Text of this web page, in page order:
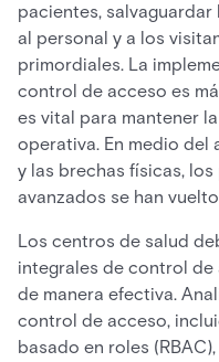
pacientes,
al personal y a los
primordiales. La
control de acceso es
es vital para mantener
operativa. En medio del
y las brechas físicas,
avanzados se han
Los centros de salud
integrales de control
de manera efectiva.
control de acceso,
basado en roles